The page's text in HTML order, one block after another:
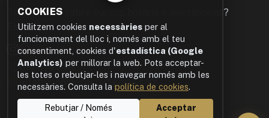
Tens dubtes sobre cursos, horaris o inscripcions?
Escriu-nos o truca’ns i t’ajudem.
616 579 256
lafabricadelesarts@gmail.com
COOKIES
Utilitzem cookies necessàries per al
funcionament del lloc i, només amb el teu
consentiment, cookies d'estadística (Google
Analytics) per millorar la web. Pots acceptar-
les totes o rebutjar-les i navegar només amb les
necessàries. Consulta la política de cookies.
Rebutjar / Només
Acceptar